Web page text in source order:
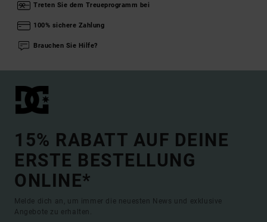
Treten Sie dem Treueprogramm bei
100% sichere Zahlung
Brauchen Sie Hilfe?
15% RABATT AUF DEINE
ERSTE BESTELLUNG
ONLINE*
Melde dich an, um immer die neuesten News und exklusive
Angebote zu erhalten.